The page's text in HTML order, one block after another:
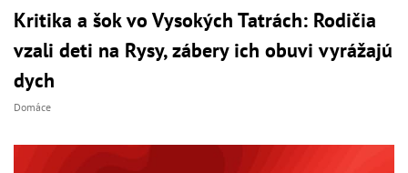
Kritika a šok vo Vysokých Tatrách: Rodičia
vzali deti na Rysy, zábery ich obuvi vyrážajú
dych
Domáce